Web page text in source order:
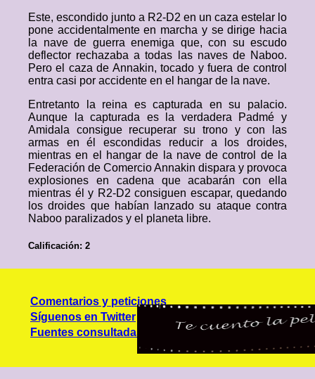
Este, escondido junto a R2-D2 en un caza estelar lo
pone accidentalmente en marcha y se dirige hacia
la nave de guerra enemiga que, con su escudo
deflector rechazaba a todas las naves de Naboo.
Pero el caza de Annakin, tocado y fuera de control
entra casi por accidente en el hangar de la nave.
Entretanto la reina es capturada en su palacio.
Aunque la capturada es la verdadera Padmé y
Amidala consigue recuperar su trono y con las
armas en él escondidas reducir a los droides,
mientras en el hangar de la nave de control de la
Federación de Comercio Annakin dispara y provoca
explosiones en cadena que acabarán con ella
mientras él y R2-D2 consiguen escapar, quedando
los droides que habían lanzado su ataque contra
Naboo paralizados y el planeta libre.
Calificación: 2
Comentarios y peticiones
Síguenos en Twitter
Fuentes consultadas